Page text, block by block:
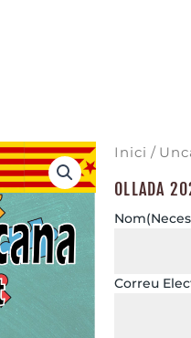
Inici /
OLLADA
Nom
Correu